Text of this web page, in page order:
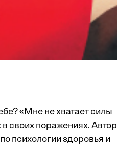
«Мне не хватает силы
своих поражениях. Автор
психологии здоровья и